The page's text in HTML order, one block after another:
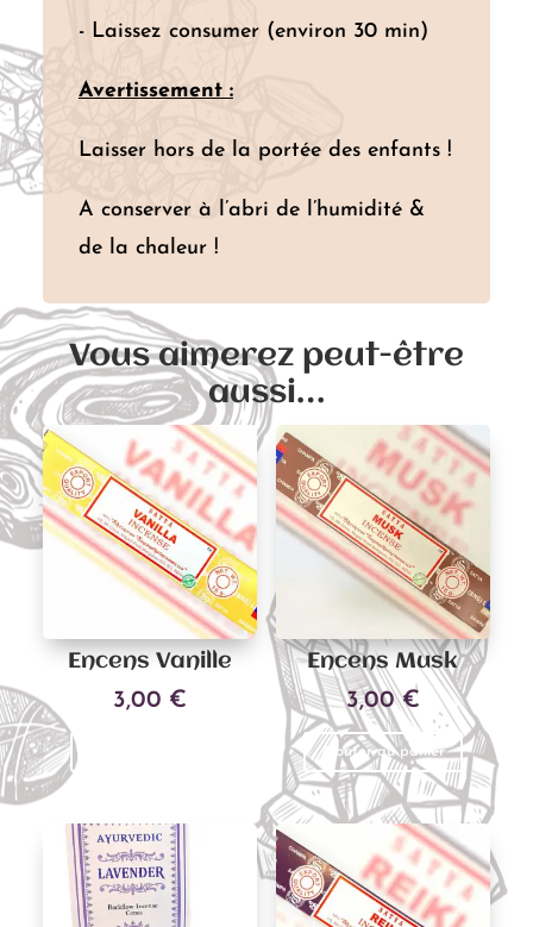
- Laissez consumer (environ 30 min)
Avertissement :
Laisser hors de la portée des enfants !
A conserver à l’abri de l’humidité &
de la chaleur !
Vous aimerez peut-être
aussi…
Encens Vanille
3,00 €
Encens Musk
3,00€
Ajouter au panier